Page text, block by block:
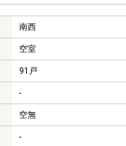
南西
空室
91戸
-
空無
-